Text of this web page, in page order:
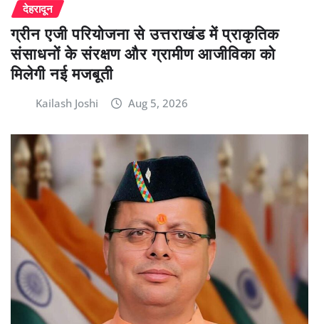
देहरादून
ग्रीन एजी परियोजना से उत्तराखंड में प्राकृतिक
संसाधनों के संरक्षण और ग्रामीण आजीविका को
मिलेगी नई मजबूती
Kailash Joshi Aug 5, 2026